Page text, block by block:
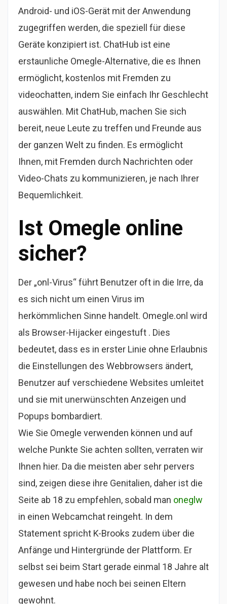
Android- und iOS-Gerät mit der Anwendung
zugegriffen werden, die speziell für diese
Geräte konzipiert ist. ChatHub ist eine
erstaunliche Omegle-Alternative, die es Ihnen
ermöglicht, kostenlos mit Fremden zu
videochatten, indem Sie einfach Ihr Geschlecht
auswählen. Mit ChatHub, machen Sie sich
bereit, neue Leute zu treffen und Freunde aus
der ganzen Welt zu finden. Es ermöglicht
Ihnen, mit Fremden durch Nachrichten oder
Video-Chats zu kommunizieren, je nach Ihrer
Bequemlichkeit.
Ist Omegle online
sicher?
Der „onl-Virus“ führt Benutzer oft in die Irre, da
es sich nicht um einen Virus im
herkömmlichen Sinne handelt. Omegle.onl wird
als Browser-Hijacker eingestuft . Dies
bedeutet, dass es in erster Linie ohne Erlaubnis
die Einstellungen des Webbrowsers ändert,
Benutzer auf verschiedene Websites umleitet
und sie mit unerwünschten Anzeigen und
Popups bombardiert.
Wie Sie Omegle verwenden können und auf
welche Punkte Sie achten sollten, verraten wir
Ihnen hier. Da die meisten aber sehr pervers
sind, zeigen diese ihre Genitalien, daher ist die
Seite ab 18 zu empfehlen, sobald man oneglw
in einen Webcamchat reingeht. In dem
Statement spricht K-Brooks zudem über die
Anfänge und Hintergründe der Plattform. Er
selbst sei beim Start gerade einmal 18 Jahre alt
gewesen und habe noch bei seinen Eltern
gewohnt.